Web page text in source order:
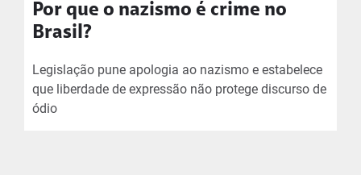
Por que o nazismo é crime no
Brasil?
Legislação pune apologia ao nazismo e estabelece
que liberdade de expressão não protege discurso de
ódio